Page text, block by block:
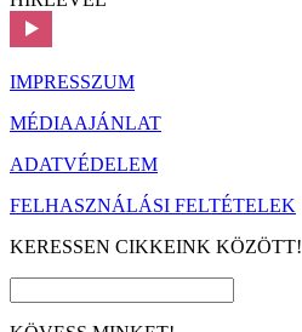
IMPRESSZUM
MÉDIAAJÁNLAT
ADATVÉDELEM
FELHASZNÁLÁSI FELTÉTELEK
KERESSEN CIKKEINK KÖZÖTT!